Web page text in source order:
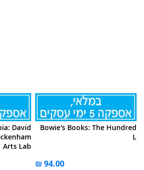
Bowie's Books: The Hundred
L
David
Arts Lab